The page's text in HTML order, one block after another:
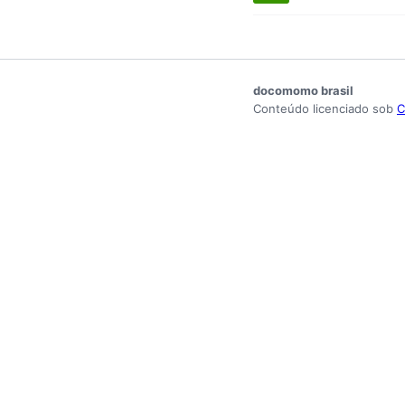
docomomo brasil
Conteúdo licenciado sob